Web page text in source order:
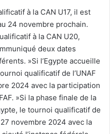
à la CAN U17, il est
24 novembre prochain.
à la CAN U20,
deux dates
»Si l’Egypte accueille
qualificatif de l’UNAF
2024 avec la participation
»Si la phase finale de la
le tournoi qualificatif de
novembre 2024 avec la